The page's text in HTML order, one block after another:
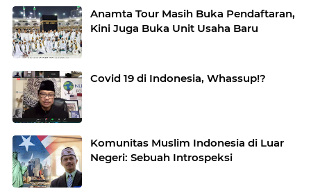
Anamta Tour Masih Buka Pendaftaran,
Kini Juga Buka Unit Usaha Baru
Covid 19 di Indonesia, Whassup!?
Komunitas Muslim Indonesia di Luar
Negeri: Sebuah Introspeksi